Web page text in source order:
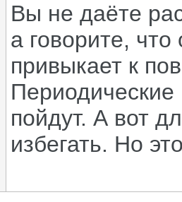
Вы не даёте
а говорите, что
привыкает к
пойдут. А вот
избегать. Но